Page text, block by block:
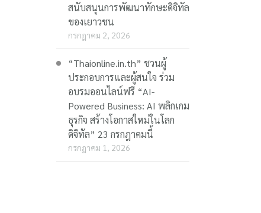
สนับสนุนการพัฒนาทักษะดิจิทัล
ของเยาวชน
กรกฎาคม 2, 2026
“Thaionline.in.th” ชวนผู้
ประกอบการและผู้สนใจ ร่วม
อบรมออนไลน์ฟรี “AI-
Powered Business: AI พลิกเกม
ธุรกิจ สร้างโอกาสใหม่ในโลก
ดิจิทัล” 23 กรกฎาคมนี้
กรกฎาคม 1, 2026